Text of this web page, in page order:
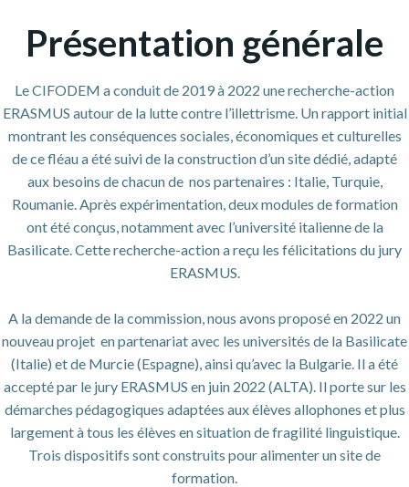
Présentation générale
Le CIFODEM a conduit de 2019 à 2022 une recherche-action
ERASMUS autour de la lutte contre l’illettrisme. Un rapport initial
montrant les conséquences sociales, économiques et culturelles
de ce fléau a été suivi de la construction d’un site dédié, adapté
aux besoins de chacun de nos partenaires : Italie, Turquie,
Roumanie. Après expérimentation, deux modules de formation
ont été conçus, notamment avec l’université italienne de la
Basilicate. Cette recherche-action a reçu les félicitations du jury
ERASMUS.
A la demande de la commission, nous avons proposé en 2022 un
nouveau projet en partenariat avec les universités de la Basilicate
(Italie) et de Murcie (Espagne), ainsi qu’avec la Bulgarie. Il a été
accepté par le jury ERASMUS en juin 2022 (ALTA). Il porte sur les
démarches pédagogiques adaptées aux élèves allophones et plus
largement à tous les élèves en situation de fragilité linguistique.
Trois dispositifs sont construits pour alimenter un site de
formation.